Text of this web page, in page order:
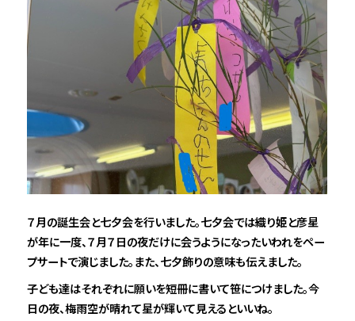
７月の誕生会と七夕会を行いました。七夕会では織り姫と彦星
が年に一度、７月７日の夜だけに会うようになったいわれをペー
プサートで演じました。また、七夕飾りの意味も伝えました。
子ども達はそれぞれに願いを短冊に書いて笹につけました。今
日の夜、梅雨空が晴れて星が輝いて見えるといいね。